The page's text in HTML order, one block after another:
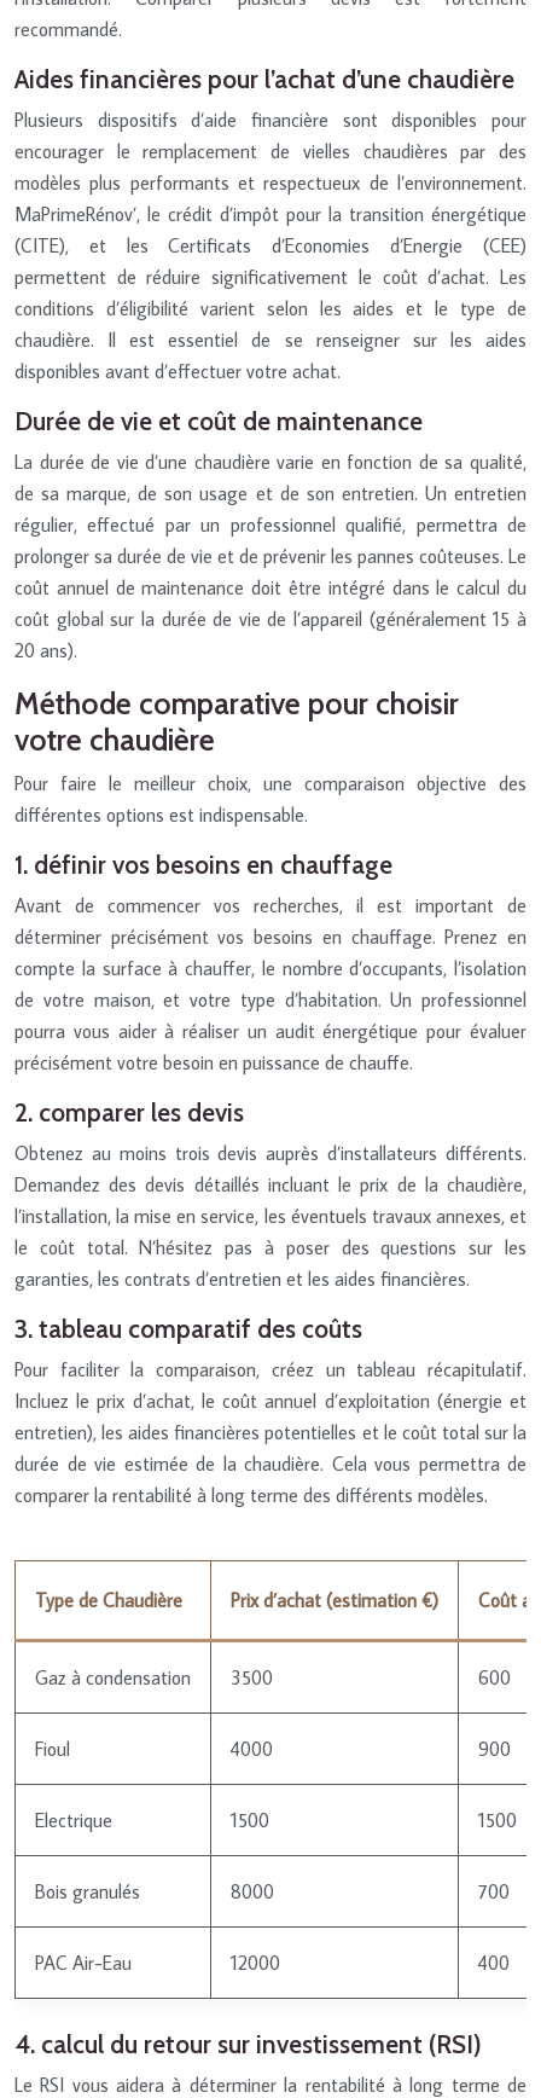
recommandé.
Aides financières pour l’achat d’une chaudière
Plusieurs dispositifs d’aide financière sont disponibles pour
encourager le remplacement de vielles chaudières par des
modèles plus performants et respectueux de l’environnement.
MaPrimeRénov’, le crédit d’impôt pour la transition énergétique
(CITE), et les Certificats d’Economies d’Energie (CEE)
permettent de réduire significativement le coût d’achat. Les
conditions d’éligibilité varient selon les aides et le type de
chaudière. Il est essentiel de se renseigner sur les aides
disponibles avant d’effectuer votre achat.
Durée de vie et coût de maintenance
La durée de vie d’une chaudière varie en fonction de sa qualité,
de sa marque, de son usage et de son entretien. Un entretien
régulier, effectué par un professionnel qualifié, permettra de
prolonger sa durée de vie et de prévenir les pannes coûteuses. Le
coût annuel de maintenance doit être intégré dans le calcul du
coût global sur la durée de vie de l’appareil (généralement 15 à
20 ans).
Méthode comparative pour choisir
votre chaudière
Pour faire le meilleur choix, une comparaison objective des
différentes options est indispensable.
1. définir vos besoins en chauffage
Avant de commencer vos recherches, il est important de
déterminer précisément vos besoins en chauffage. Prenez en
compte la surface à chauffer, le nombre d’occupants, l’isolation
de votre maison, et votre type d’habitation. Un professionnel
pourra vous aider à réaliser un audit énergétique pour évaluer
précisément votre besoin en puissance de chauffe.
2. comparer les devis
Obtenez au moins trois devis auprès d’installateurs différents.
Demandez des devis détaillés incluant le prix de la chaudière,
l’installation, la mise en service, les éventuels travaux annexes, et
le coût total. N’hésitez pas à poser des questions sur les
garanties, les contrats d’entretien et les aides financières.
3. tableau comparatif des coûts
Pour faciliter la comparaison, créez un tableau récapitulatif.
Incluez le prix d’achat, le coût annuel d’exploitation (énergie et
entretien), les aides financières potentielles et le coût total sur la
durée de vie estimée de la chaudière. Cela vous permettra de
comparer la rentabilité à long terme des différents modèles.
Type de Chaudière Prix d’achat (estimation €) Coût
Gaz à condensation 3500 600
Fioul 4000 900
Electrique 1500 1500
Bois granulés 8000 700
PAC Air-Eau 12000 400
4. calcul du retour sur investissement (RSI)
Le RSI vous aidera à déterminer la rentabilité à long terme de